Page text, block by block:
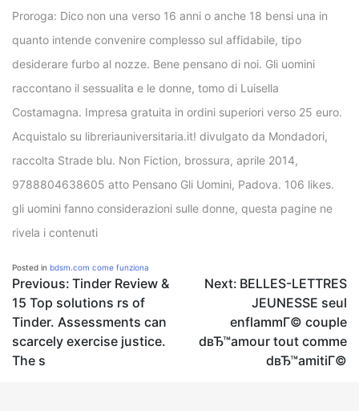
Proroga: Dico non una verso 16 anni o anche 18 bensi una in
quanto intende convenire complesso sul affidabile, tipo
desiderare furbo al nozze. Bene pensano di noi. Gli uomini
raccontano il sessualita e le donne, tomo di Luisella
Costamagna. Impresa gratuita in ordini superiori verso 25 euro.
Acquistalo su libreriauniversitaria.it! divulgato da Mondadori,
raccolta Strade blu. Non Fiction, brossura, aprile 2014,
9788804638605 atto Pensano Gli Uomini, Padova. 106 likes.
gli uomini fanno considerazioni sulle donne, questa pagine ne
rivela i contenuti
Posted in bdsm.com come funziona
Post
navigation
Previous: Tinder Review &
15 Top solutions rs of
Tinder. Assessments can
scarcely exercise justice.
The s
Next: BELLES-LETTRES
JEUNESSE seul
enflammГ© couple
dвЂ™amour tout comme
dвЂ™amitiГ©